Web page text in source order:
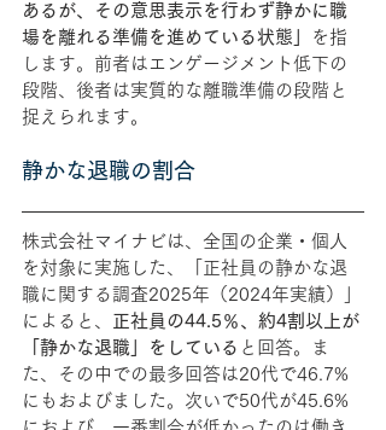
あるが、その意思表示を行わず静かに職
場を離れる準備を進めている状態」
を指
します。前者はエンゲージメント低下の
段階、後者は実質的な離職準備の段階と
捉えられます。
静かな退職の割合
株式会社マイナビは、全国の企業・個人
を対象に実施した、「正社員の静かな退
職に関する調査2025年（2024年実績）」
によると、 正社員の44.5％、約4割以上が
「静かな退職」をしている と回答。ま
た、その中での最多回答は20代で46.7%
にもおよびました。次いで50代が45.6%